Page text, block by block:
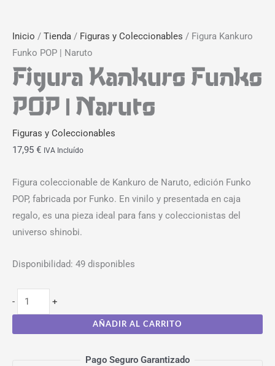
Inicio / Tienda / Figuras y Coleccionables / Figura Kankuro
Funko POP | Naruto
Figura Kankuro Funko
POP | Naruto
Figuras y Coleccionables
17,95 € IVA Incluído
Figura coleccionable de Kankuro de Naruto, edición Funko
POP, fabricada por Funko. En vinilo y presentada en caja
regalo, es una pieza ideal para fans y coleccionistas del
universo shinobi.
Disponibilidad: 49 disponibles
- +
AÑADIR AL CARRITO
Pago Seguro Garantizado